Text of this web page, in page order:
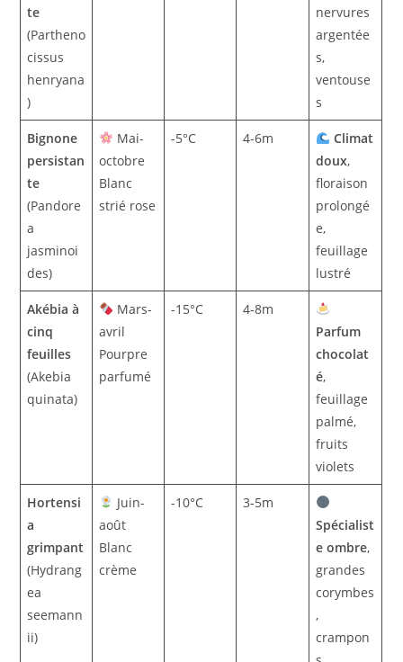
te
(Partheno
cissus
henryana
)
nervures
argentée
s,
ventouse
s
Bignone
persistan
te
(Pandore
a
jasminoi
des)
Mai-
octobre
Blanc
strié rose
-5°C 4-6m
Climat
doux,
floraison
prolongé
e,
feuillage
lustré
Akébia à
cinq
feuilles
(Akebia
quinata)
Mars-
avril
Pourpre
parfumé
-15°C
4-8m
Parfum
chocolat
é,
feuillage
palmé,
fruits
violets
Hortensi
a
grimpant
(Hydrang
ea
seemann
ii)
Juin-
août
Blanc
crème
-10°C
3-5m
Spécialist
e ombre,
grandes
corymbes
,
crampon